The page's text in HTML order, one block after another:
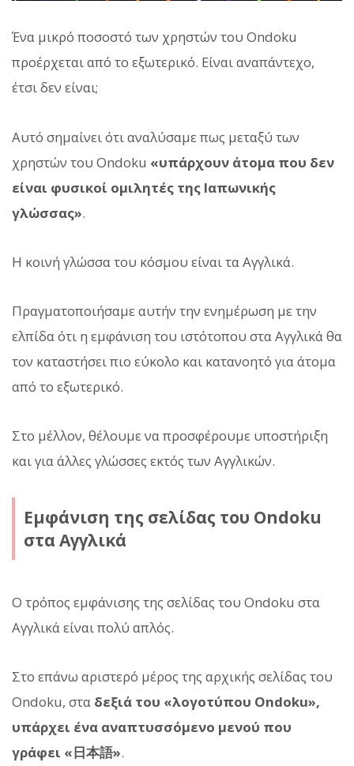
Ένα μικρό ποσοστό των χρηστών του Ondoku
προέρχεται από το εξωτερικό. Είναι αναπάντεχο,
έτσι δεν είναι;
Αυτό σημαίνει ότι αναλύσαμε πως μεταξύ των
χρηστών του Ondoku «υπάρχουν άτομα που δεν
είναι φυσικοί ομιλητές της Ιαπωνικής
γλώσσας».
Η κοινή γλώσσα του κόσμου είναι τα Αγγλικά.
Πραγματοποιήσαμε αυτήν την ενημέρωση με την
ελπίδα ότι η εμφάνιση του ιστότοπου στα Αγγλικά θα
τον καταστήσει πιο εύκολο και κατανοητό για άτομα
από το εξωτερικό.
Στο μέλλον, θέλουμε να προσφέρουμε υποστήριξη
και για άλλες γλώσσες εκτός των Αγγλικών.
Εμφάνιση της σελίδας του Ondoku
στα Αγγλικά
Ο τρόπος εμφάνισης της σελίδας του Ondoku στα
Αγγλικά είναι πολύ απλός.
Στο επάνω αριστερό μέρος της αρχικής σελίδας του
Ondoku, στα δεξιά του «λογοτύπου Ondoku»,
υπάρχει ένα αναπτυσσόμενο μενού που
γράφει «日本語».